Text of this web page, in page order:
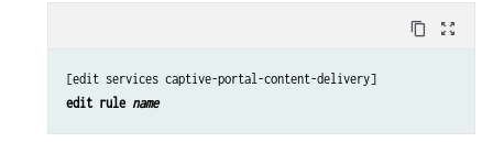
content_copy zoom_out_map
edit rule name